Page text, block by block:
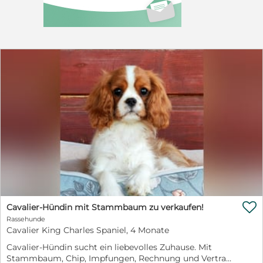
Infos zur Vermittlung: Ich komme geimpft, gechippt &
mit EU-Heimtierausweis. Mit einem Schutzvertrag,
einem Unkostenbeitrag von 520 Euro und ein
Zuhause ein Vielleicht bist genau du der Mensch, der
meiner Geschichte ein glückliches Ende schenkt. Deine
Cavalier-Hündin mit Stammbaum zu verkaufen!
Rassehunde
Cavalier King Charles Spaniel, 4 Monate
Cavalier-Hündin sucht ein liebevolles Zuhause. Mit
Stammbaum, Chip, Impfungen, Rechnung und Vertrag
